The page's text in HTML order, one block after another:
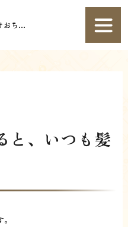
おち…
と、いつも髪